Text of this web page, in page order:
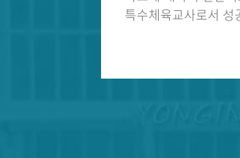
특수체육교사로서 성